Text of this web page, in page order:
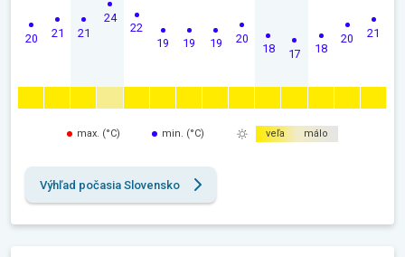
20 21 21
24
22
19 19 19 20
18 17 18
20 21
max. (°C) min. (°C) veľa málo
Výhľad počasia Slovensko